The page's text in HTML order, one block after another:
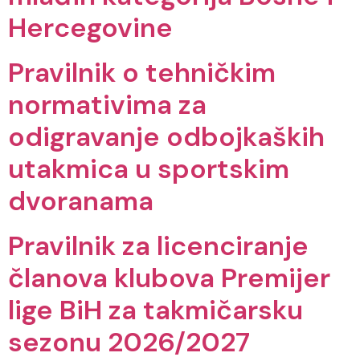
Hercegovine
Pravilnik o tehničkim
normativima za
odigravanje odbojkaških
utakmica u sportskim
dvoranama
Pravilnik za licenciranje
članova klubova Premijer
lige BiH za takmičarsku
sezonu 2026/2027